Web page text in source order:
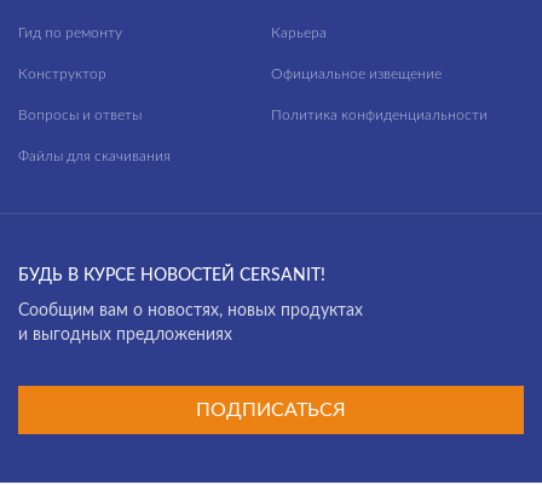
Гид по ремонту
Конструктор
Вопросы и ответы
Файлы для скачивания
Карьера
Официальное извещение
Политика конфиденциальности
БУДЬ В КУРСЕ НОВОСТЕЙ CERSANIT!
Cообщим вам о новостях, новых продуктах
и выгодных предложениях
ПОДПИСАТЬСЯ